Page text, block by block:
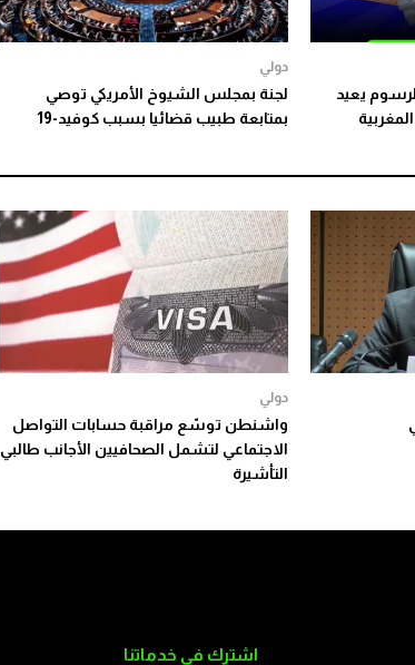
جدل الرسوم يعيد
دولي
لجنة بمجلس الشيوخ الأمريكي توصي
بمتابعة طبيب قضائيا بسبب كوفيد-19
دولي
واشنطن توسّع مراقبة حسابات التواصل
الاجتماعي لتشمل الصحافيين الأجانب طالبي
التأشيرة
اشترك في خدماتنا